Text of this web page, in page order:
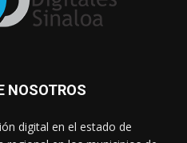
NOSOTROS
digital en el estado de